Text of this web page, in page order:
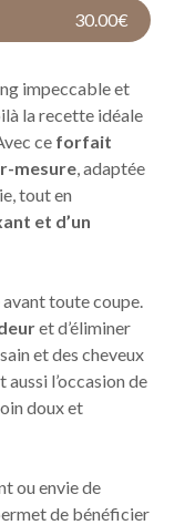
30.00€
impeccable et
la recette idéale
ce forfait
mesure, adaptée
tout en
et d’un
avant toute coupe.
et d’éliminer
et des cheveux
l’occasion de
doux et
ou envie de
de bénéficier